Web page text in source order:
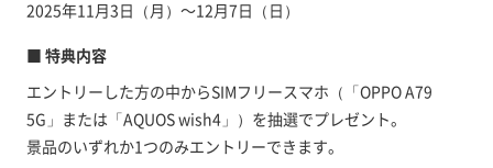
2025年11月3日（月）～12月7日（日）
■ 特典内容
エントリーした方の中からSIMフリースマホ（「OPPO A79
5G」または「AQUOS wish4」）を抽選でプレゼント。
景品のいずれか1つのみエントリーできます。